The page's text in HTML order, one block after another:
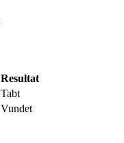
Resultat
Tabt
Vundet